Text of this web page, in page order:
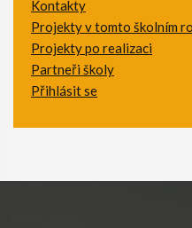
Kontakty
Projekty v tomto školním
Projekty po realizaci
Partneři školy
Přihlásit se